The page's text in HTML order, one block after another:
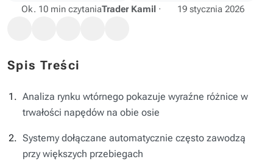
Ok. 10 min czytaniaTrader Kamil · 19 stycznia 2026
Spis Treści
Analiza rynku wtórnego pokazuje wyraźne różnice w
trwałości napędów na obie osie
Systemy dołączane automatycznie często zawodzą
przy większych przebiegach